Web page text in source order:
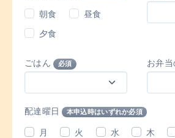
朝食
昼食
夕食
ごはん 必須 お弁当
配達曜日 本申込時はいずれか必須
月 火 水 木